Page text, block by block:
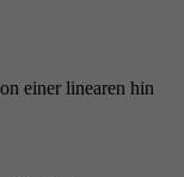
einer linearen hin